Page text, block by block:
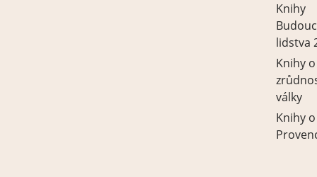
Knihy
lidstva
Knihy o
války
Knihy o